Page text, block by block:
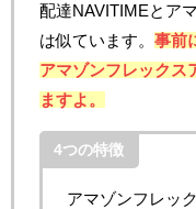
配達NAVITIMEとア
は似ています。 事前
アマゾンフレックス
ますよ。
4つの特徴
アマゾンフレッ